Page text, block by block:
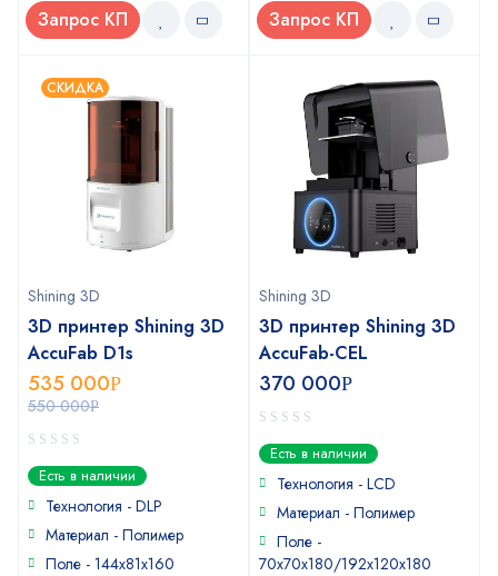
Запрос КП Запрос КП
СКИДКА
Shining 3D
3D принтер Shining 3D
AccuFab D1s
550 000Р
535 000Р
0
out
of
Есть в наличии
Технология - DLP
Материал - Полимер
Поле - 144х81х160
Shining 3D
3D принтер Shining 3D
AccuFab-CEL
370 000Р
0
out
of
Есть в наличии
Технология - LCD
Материал - Полимер
Поле -
70x70x180/192x120x180